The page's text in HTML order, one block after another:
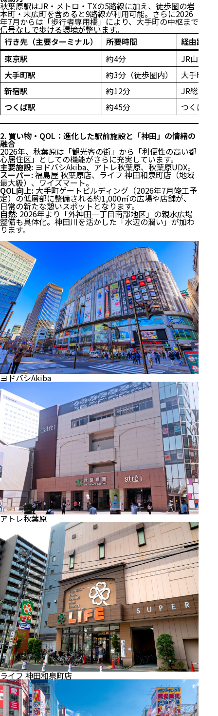
秋葉原駅はJR・メトロ・TXの5路線に加え、徒歩圏の岩
本町・末広町を含めると9路線が利用可能。さらに2026
年7月からは「歩行者専用橋」により、大手町の中枢まで
信号なしで歩ける環境が整います。
行き先（主要ターミナル）
所要時間
経由路線
東京駅
約4分
JR山手線
大手町駅
約3分（徒歩圏内）
大手町ゲ
新宿駅
約12分
JR総武線
つくば駅
約45分 つくばエ
2. 買い物・QOL：進化した駅前施設と「神田」の情緒の
融合
2026年、秋葉原は「観光客の街」から「利便性の高い都
心居住区」としての機能がさらに充実しています。
主要施設:ヨドバシAkiba、アトレ秋葉原、秋葉原UDX。
スーパー:福島屋 秋葉原店、ライフ 神田和泉町店（地域
最大級）、ワイズマート。
QOL向上: 大手町ゲートビルディング（2026年7月竣工予
定）の低層部に整備される約1,000㎡の広場や店舗が、
日常の新たな憩いスポットとなります。
自然: 2026年より「外神田一丁目南部地区」の親水広場
整備も具体化。神田川を活かした「水辺の潤い」が加わ
ります。
ヨドバシAkiba
アトレ秋葉原
ライフ 神田和泉町店